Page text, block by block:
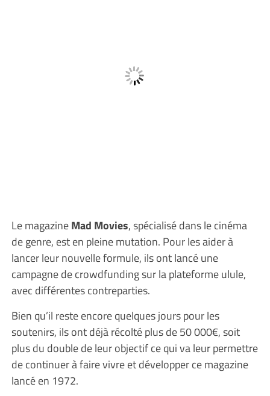
Le magazineMad Movies, spécialisé dans le cinéma
de genre, est en pleine mutation. Pour les aider à
lancer leur nouvelle formule, ils ont lancé une
campagne de crowdfunding sur la plateforme ulule,
avec différentes contreparties.
Bien qu’il reste encore quelques jours pour les
soutenirs, ils ont déjà récolté plus de 50 000€, soit
plus du double de leur objectif ce qui va leur permettre
de continuer à faire vivre et développer ce magazine
lancé en 1972.